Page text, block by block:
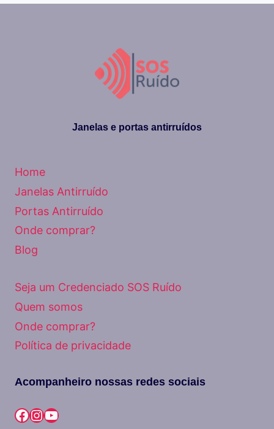
Janelas e portas antirruídos
Home
Janelas Antirruído
Portas Antirruído
Onde comprar?
Blog
Seja um Credenciado SOS Ruído
Quem somos
Onde comprar?
Política de privacidade
Acompanheiro nossas redes sociais
Facebook
Instagram
Youtube